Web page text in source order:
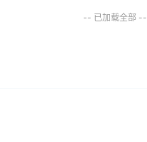
-- 已加载全部 --